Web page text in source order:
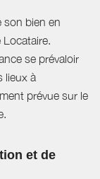
son bien en
se prévaloir
lieux à
prévue sur le
et de